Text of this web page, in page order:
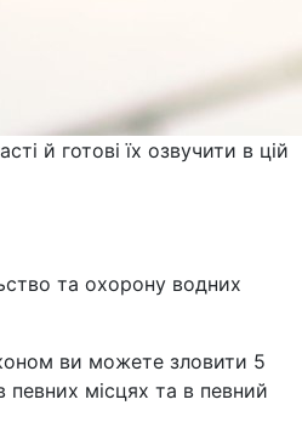
й готові їх озвучити в цій
та охорону водних
ви можете зловити 5
місцях та в певний